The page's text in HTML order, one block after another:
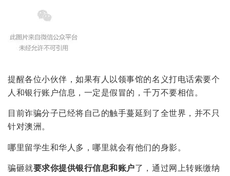
提醒各位小伙伴，如果有人以领事馆的名义打电话索要个
人和银行账户信息，一定是假冒的，千万不要相信。
目前诈骗分子已经将自己的触手蔓延到了全世界，并不只
针对澳洲。
哪里留学生和华人多，哪里就会有他们的身影。
骗砸就要求你提供银行信息和账户了，通过网上转账缴纳